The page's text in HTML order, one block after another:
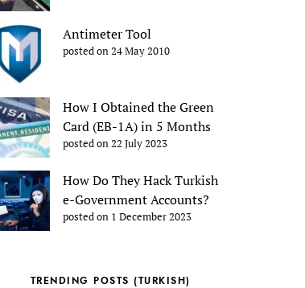
Antimeter Tool
posted on 24 May 2010
How I Obtained the Green
Card (EB-1A) in 5 Months
posted on 22 July 2023
How Do They Hack Turkish
e-Government Accounts?
posted on 1 December 2023
TRENDING POSTS (TURKISH)